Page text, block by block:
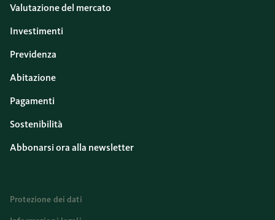
Valutazione del mercato
Investimenti
Previdenza
Abitazione
Pagamenti
Sostenibilità
Abbonarsi ora alla newsletter
Protezione dei dati